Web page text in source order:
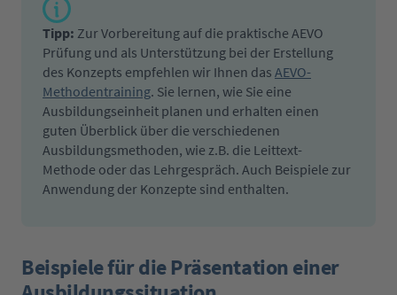
Tipp: Zur Vorbereitung auf die praktische AEVO
Prüfung und als Unterstützung bei der Erstellung
des Konzepts empfehlen wir Ihnen das AEVO-
Methodentraining. Sie lernen, wie Sie eine
Ausbildungseinheit planen und erhalten einen
guten Überblick über die verschiedenen
Ausbildungsmethoden, wie z.B. die Leittext-
Methode oder das Lehrgespräch. Auch Beispiele zur
Anwendung der Konzepte sind enthalten.
Beispiele für die Präsentation einer